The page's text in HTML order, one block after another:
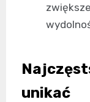
unikać